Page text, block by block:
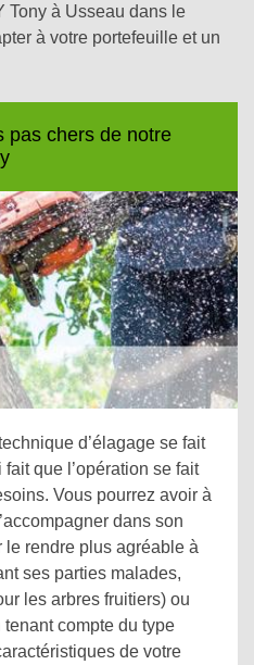
Tony à Usseau dans le
à votre portefeuille et un
pas chers de notre
d’élagage se fait
que l’opération se fait
Vous pourrez avoir à
dans son
le rendre plus agréable à
ses parties malades,
les arbres fruitiers) ou
compte du type
de votre